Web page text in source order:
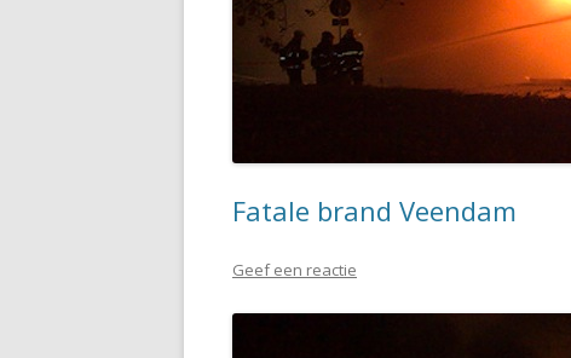
Fatale brand Veendam
Geef een reactie